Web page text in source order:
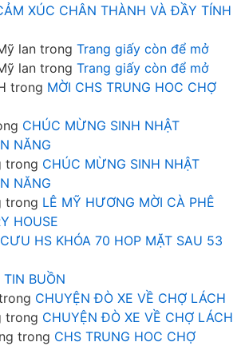
XÚC CHÂN THÀNH VÀ ĐẦY TÍNH
lan trong Trang giấy còn để mở
lan trong Trang giấy còn để mở
trong MỜI CHS TRUNG HOC CHỢ
CHÚC MỪNG SINH NHẬT
NĂNG
trong CHÚC MỪNG SINH NHẬT
NĂNG
trong LÊ MỸ HƯƠNG MỜI CÀ PHÊ
HOUSE
CƯU HS KHÓA 70 HOP MẶT SAU 53
TIN BUỒN
CHUYỆN ĐÒ XE VỀ CHỢ LÁCH
trong CHUYỆN ĐÒ XE VỀ CHỢ LÁCH
trong CHS TRUNG HOC CHỢ